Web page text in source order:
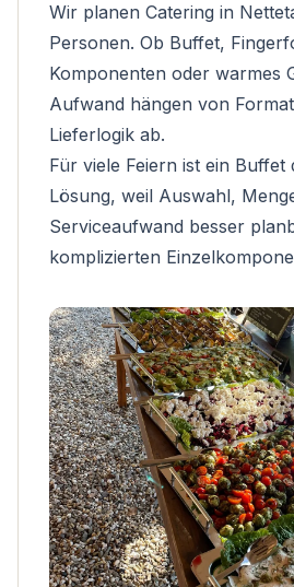
Wir planen Catering in
Personen. Ob Buffet,
Komponenten oder warmes
Aufwand hängen von
Lieferlogik ab.
Für viele Feiern ist ein Buffet
Lösung, weil Auswahl,
Serviceaufwand besser
komplizierten